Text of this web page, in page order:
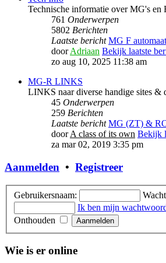
Technische informatie over MG's en
761 Onderwerpen
5802 Berichten
Laatste bericht MG F
doorAdriaan Bekijk laatste
zo aug 10, 2025 11:38 am
MG-R LINKS
LINKS naar diverse handige sites &
45 Onderwerpen
259 Berichten
Laatste bericht MG (ZT) &
doorA class of its own Bekijk
za mar 02, 2019 3:35 pm
Aanmelden • Registreer
Gebruikersnaam:
Ik ben mijn
Onthouden
Wie is er online